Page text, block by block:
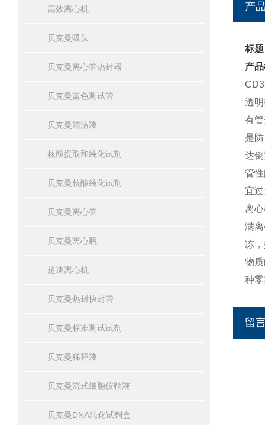
高效离心机
贝克曼吸头
贝克曼离心管热封器
贝克曼蓝色测试管
贝克曼清洁液
核酸提取和纯化试剂
贝克曼核酸纯化试剂
贝克曼离心管
贝克曼离心瓶
超速离心机
贝克曼热封快封管
贝克曼标准测试试剂
贝克曼稀释液
贝克曼流式细胞仪鞘液
贝克曼DNA纯化试剂盒
产
标
产
透
有
是
达
管
宜
离
满
冻
物
种
留